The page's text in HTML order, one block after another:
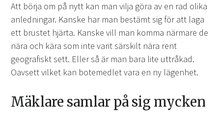
Att börja om på nytt kan man vilja göra av en rad olika
anledningar. Kanske har man bestämt sig för att laga
ett brustet hjärta. Kanske vill man komma närmare de
nära och kära som inte varit särskilt nära rent
geografiskt sett. Eller så är man bara lite uttråkad.
Oavsett vilket kan botemedlet vara en ny lägenhet.
Mäklare samlar på sig mycken